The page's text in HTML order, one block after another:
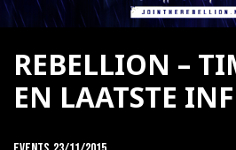
REBELLION –
EN LAATSTE